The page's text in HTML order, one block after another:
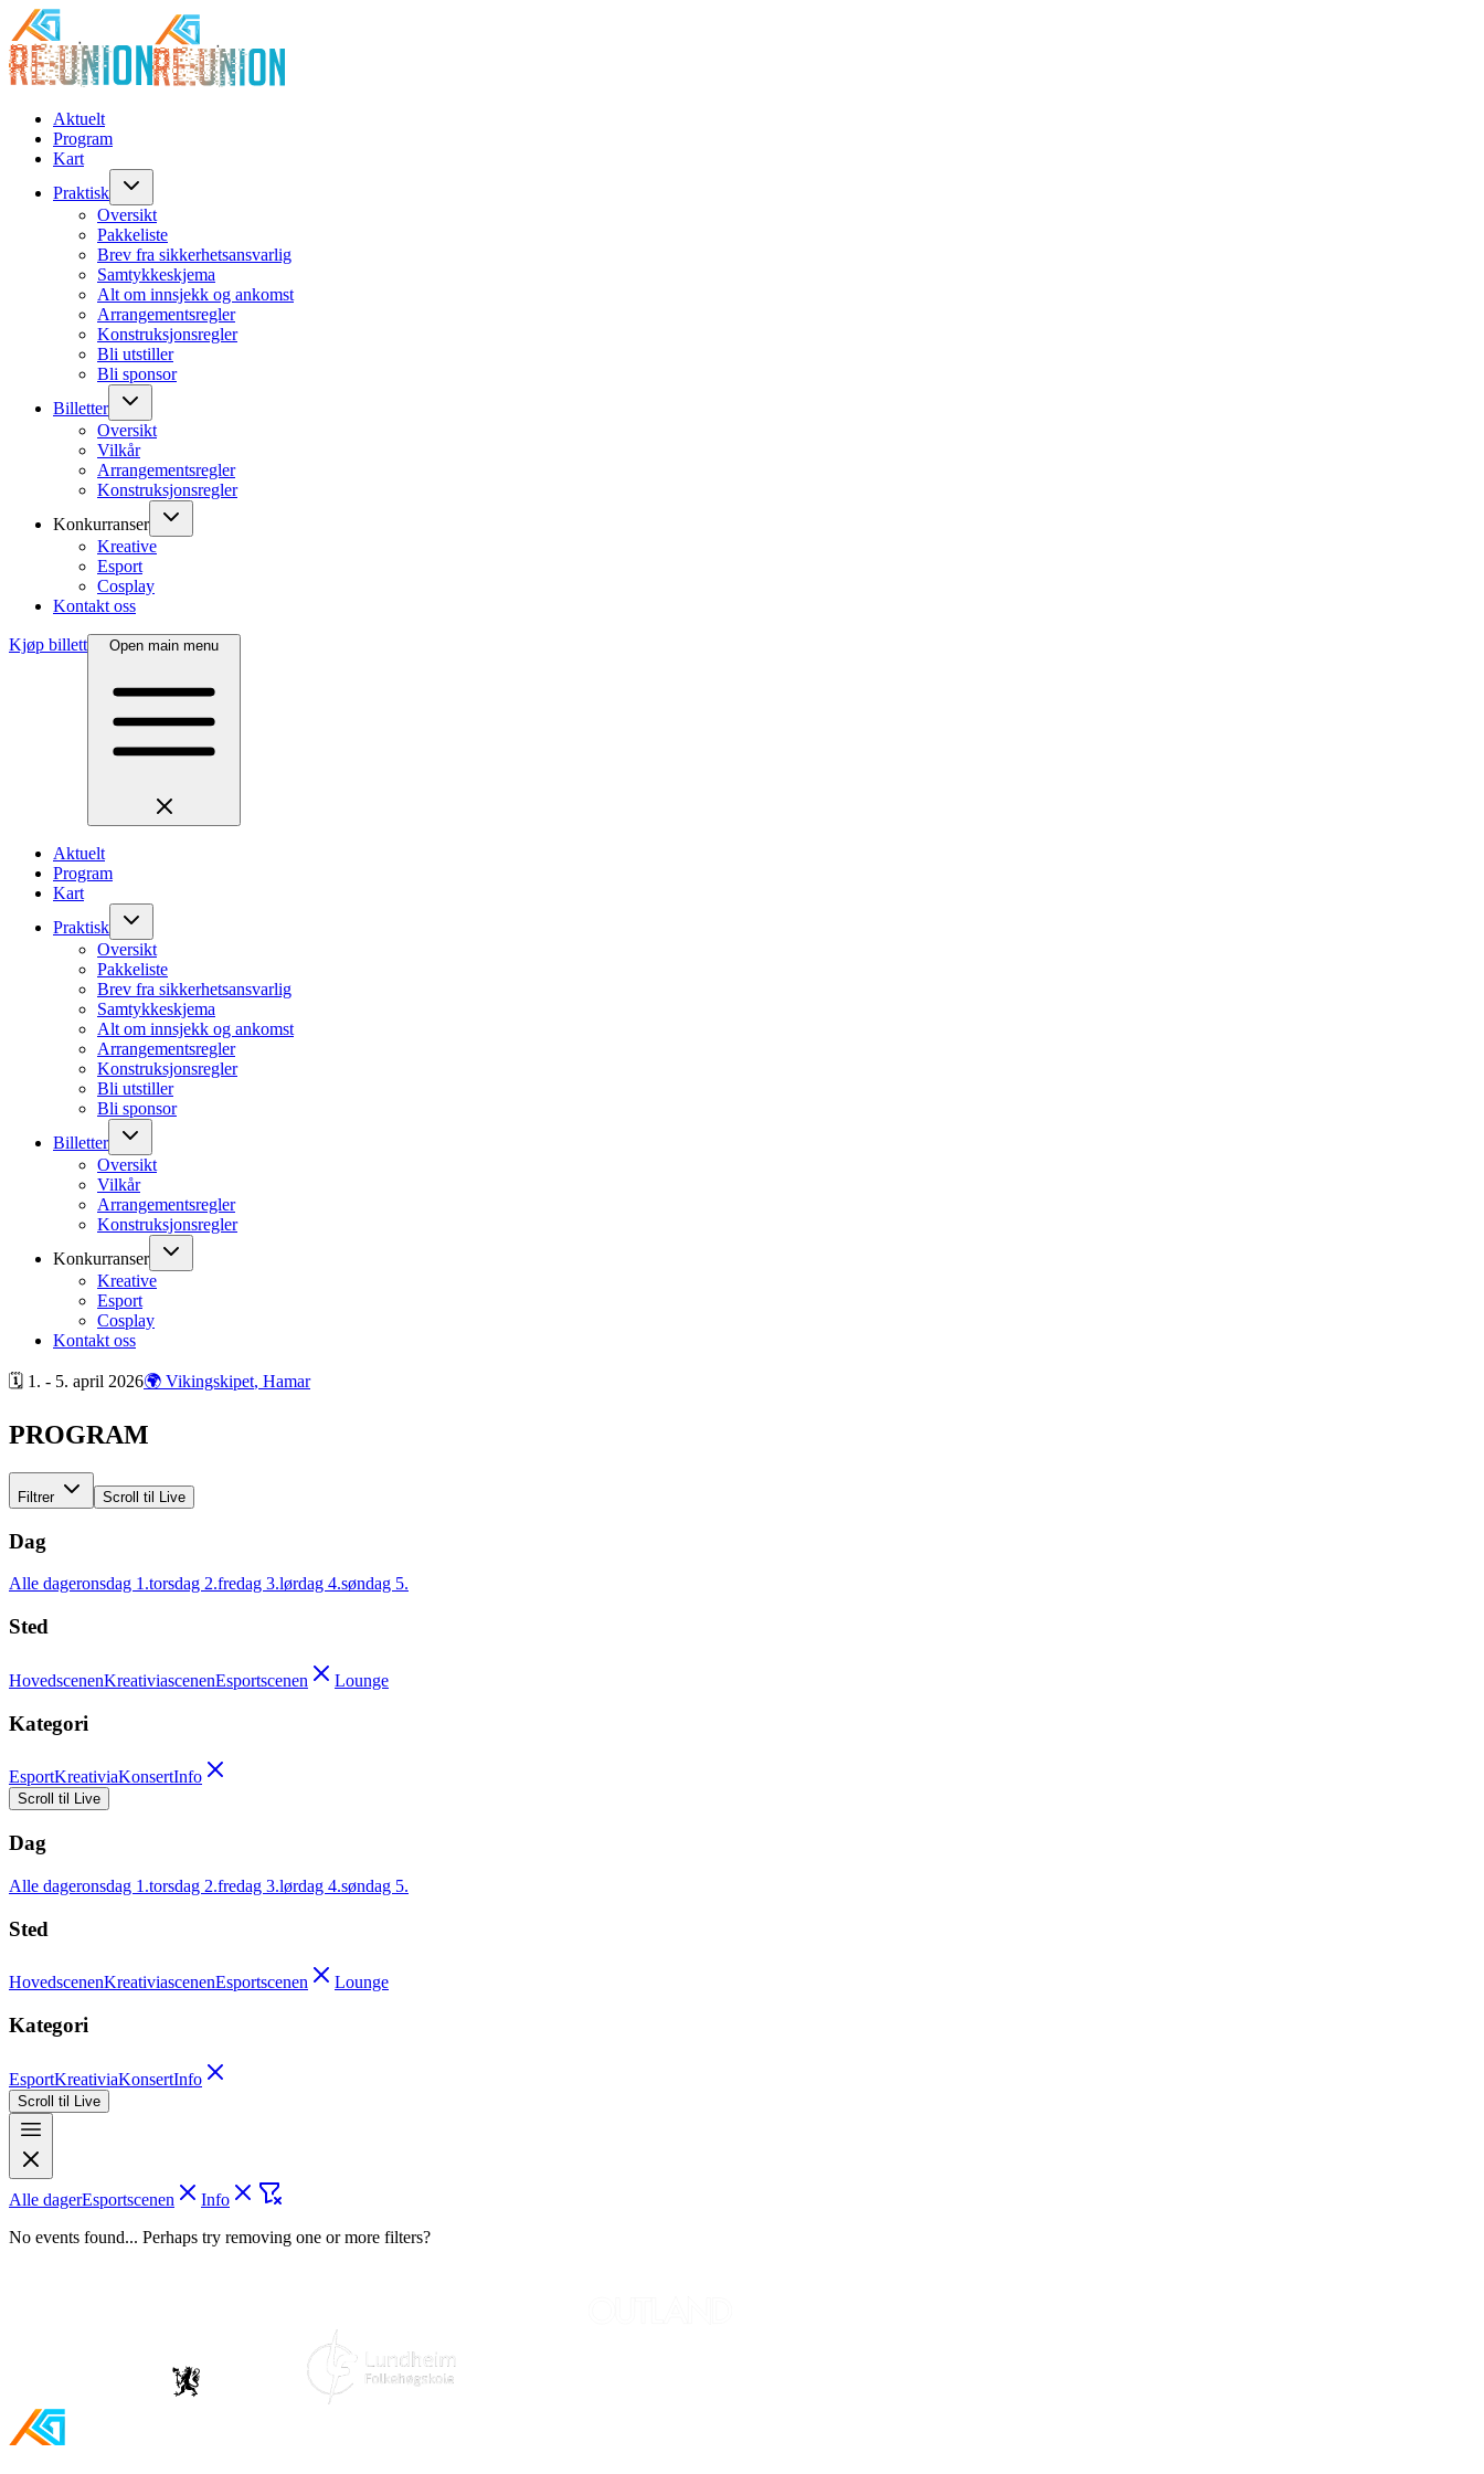
Aktuelt
Program
Kart
Praktisk
Oversikt
Pakkeliste
Brev fra sikkerhetsansvarlig
Samtykkeskjema
Alt om innsjekk og ankomst
Arrangementsregler
Konstruksjonsregler
Bli utstiller
Bli sponsor
Billetter
Oversikt
Vilkår
Arrangementsregler
Konstruksjonsregler
Konkurranser
Kreative
Esport
Cosplay
Kontakt oss
Kjøp billett Open main menu
Aktuelt
Program
Kart
Praktisk
Oversikt
Pakkeliste
Brev fra sikkerhetsansvarlig
Samtykkeskjema
Alt om innsjekk og ankomst
Arrangementsregler
Konstruksjonsregler
Bli utstiller
Bli sponsor
Billetter
Oversikt
Vilkår
Arrangementsregler
Konstruksjonsregler
Konkurranser
Kreative
Esport
Cosplay
Kontakt oss
🗓 1. - 5. april 2026🌍 Vikingskipet, Hamar
PROGRAM
Filtrer Scroll til Live
Dag
Alle dageronsdag 1.torsdag 2.fredag 3.lørdag 4.søndag 5.
Sted
HovedscenenKreativiascenenEsportscenen Lounge
Kategori
EsportKreativiaKonsertInfo
Scroll til Live
Dag
Alle dageronsdag 1.torsdag 2.fredag 3.lørdag 4.søndag 5.
Sted
HovedscenenKreativiascenenEsportscenen Lounge
Kategori
EsportKreativiaKonsertInfo
Scroll til Live
Alle dagerEsportscenen
Info
No events found... Perhaps try removing one or more filters?